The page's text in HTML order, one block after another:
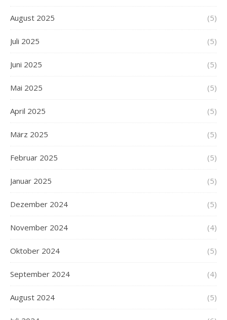
August 2025 (5)
Juli 2025 (5)
Juni 2025 (5)
Mai 2025 (5)
April 2025 (5)
März 2025 (5)
Februar 2025 (5)
Januar 2025 (5)
Dezember 2024 (5)
November 2024 (4)
Oktober 2024 (5)
September 2024 (4)
August 2024 (5)